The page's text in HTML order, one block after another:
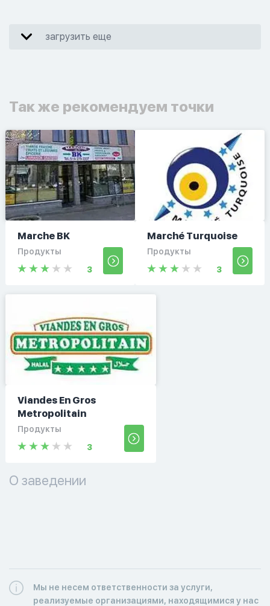
загрузить еще
Так же рекомендуем точки
Marche BK
Продукты
3
Marché Turquoise
Продукты
3
Viandes En Gros
Metropolitain
Продукты
3
О заведении
Мы не несем ответственности за услуги,
реализуемые организациями, находящимися у нас